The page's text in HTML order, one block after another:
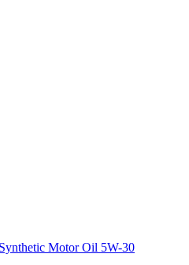
Motor Oil 5W-30